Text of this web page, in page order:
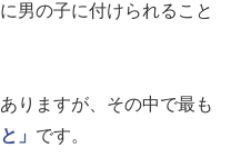
男の子に付けられること
りますが、その中で最も
」 です。